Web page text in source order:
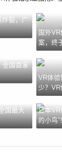
炸裂，广
国外
案，终
全国首家
VR体
少？VR
国最大
日本VR
的小鸟”